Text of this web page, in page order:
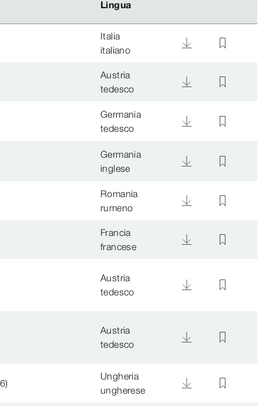
Lingua
Lingua
Italia
italiano
Austria
tedesco
Germania
tedesco
Germania
inglese
Romania
rumeno
Francia
francese
Austria
tedesco
Austria
tedesco
Ungheria
ungherese